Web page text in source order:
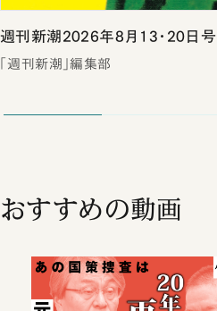
週刊新潮2026年8月13・20日号
「週刊新潮」編集部
おすすめの動画